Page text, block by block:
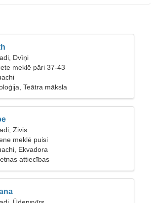
Dvīņi
meklē pāri 37-43
Teātra māksla
Zivis
meklē puisi
Ekvadora
attiecības